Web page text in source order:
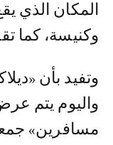
المكان الذي
وكنيسة، كما
وتفيد بأن
مسافرين»